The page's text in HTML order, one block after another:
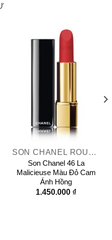
SON CHANEL ROUGE ALLURE VELVET
Son Chanel 46 La
Malicieuse Màu Đỏ Cam
Ánh Hồng
1.450.000 ₫